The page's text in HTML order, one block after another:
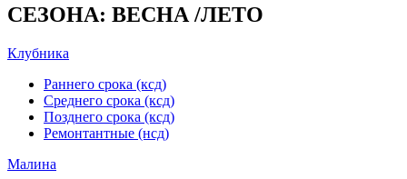
СЕЗОНА: ВЕСНА /ЛЕТО
Клубника
Раннего срока (ксд)
Среднего срока (ксд)
Позднего срока (ксд)
Ремонтантные (нсд)
Малина